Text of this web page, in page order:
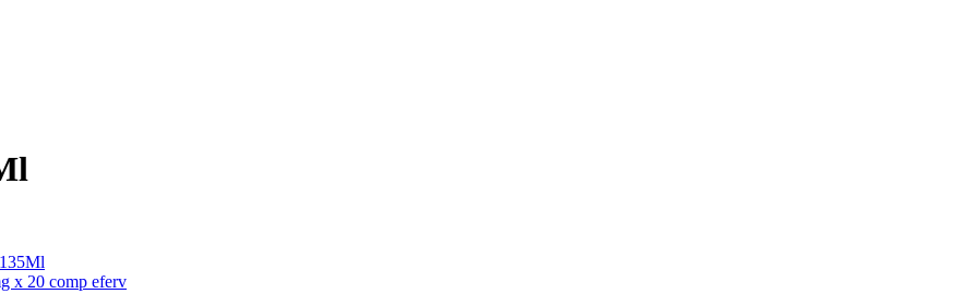
x 20 comp eferv